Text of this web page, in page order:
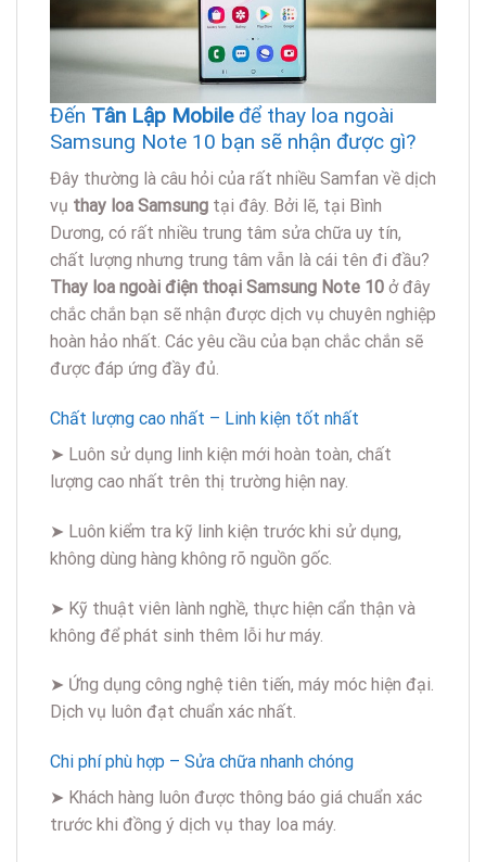
Đến Tân Lập Mobile để thay loa ngoài
Samsung Note 10 bạn sẽ nhận được gì?
Đây thường là câu hỏi của rất nhiều Samfan về dịch
vụ thay loa Samsung tại đây. Bởi lẽ, tại Bình
Dương, có rất nhiều trung tâm sửa chữa uy tín,
chất lượng nhưng trung tâm vẫn là cái tên đi đầu?
Thay loa ngoài điện thoại Samsung Note 10 ở đây
chắc chắn bạn sẽ nhận được dịch vụ chuyên nghiệp
hoàn hảo nhất. Các yêu cầu của bạn chắc chắn sẽ
được đáp ứng đầy đủ.
Chất lượng cao nhất – Linh kiện tốt nhất
➤ Luôn sử dụng linh kiện mới hoàn toàn, chất
lượng cao nhất trên thị trường hiện nay.
➤ Luôn kiểm tra kỹ linh kiện trước khi sử dụng,
không dùng hàng không rõ nguồn gốc.
➤ Kỹ thuật viên lành nghề, thực hiện cẩn thận và
không để phát sinh thêm lỗi hư máy.
➤ Ứng dụng công nghệ tiên tiến, máy móc hiện đại.
Dịch vụ luôn đạt chuẩn xác nhất.
Chi phí phù hợp – Sửa chữa nhanh chóng
➤ Khách hàng luôn được thông báo giá chuẩn xác
trước khi đồng ý dịch vụ thay loa máy.